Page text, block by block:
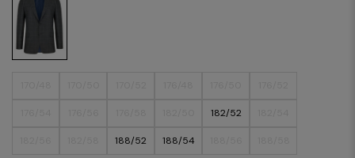
182/52
188/52 188/54